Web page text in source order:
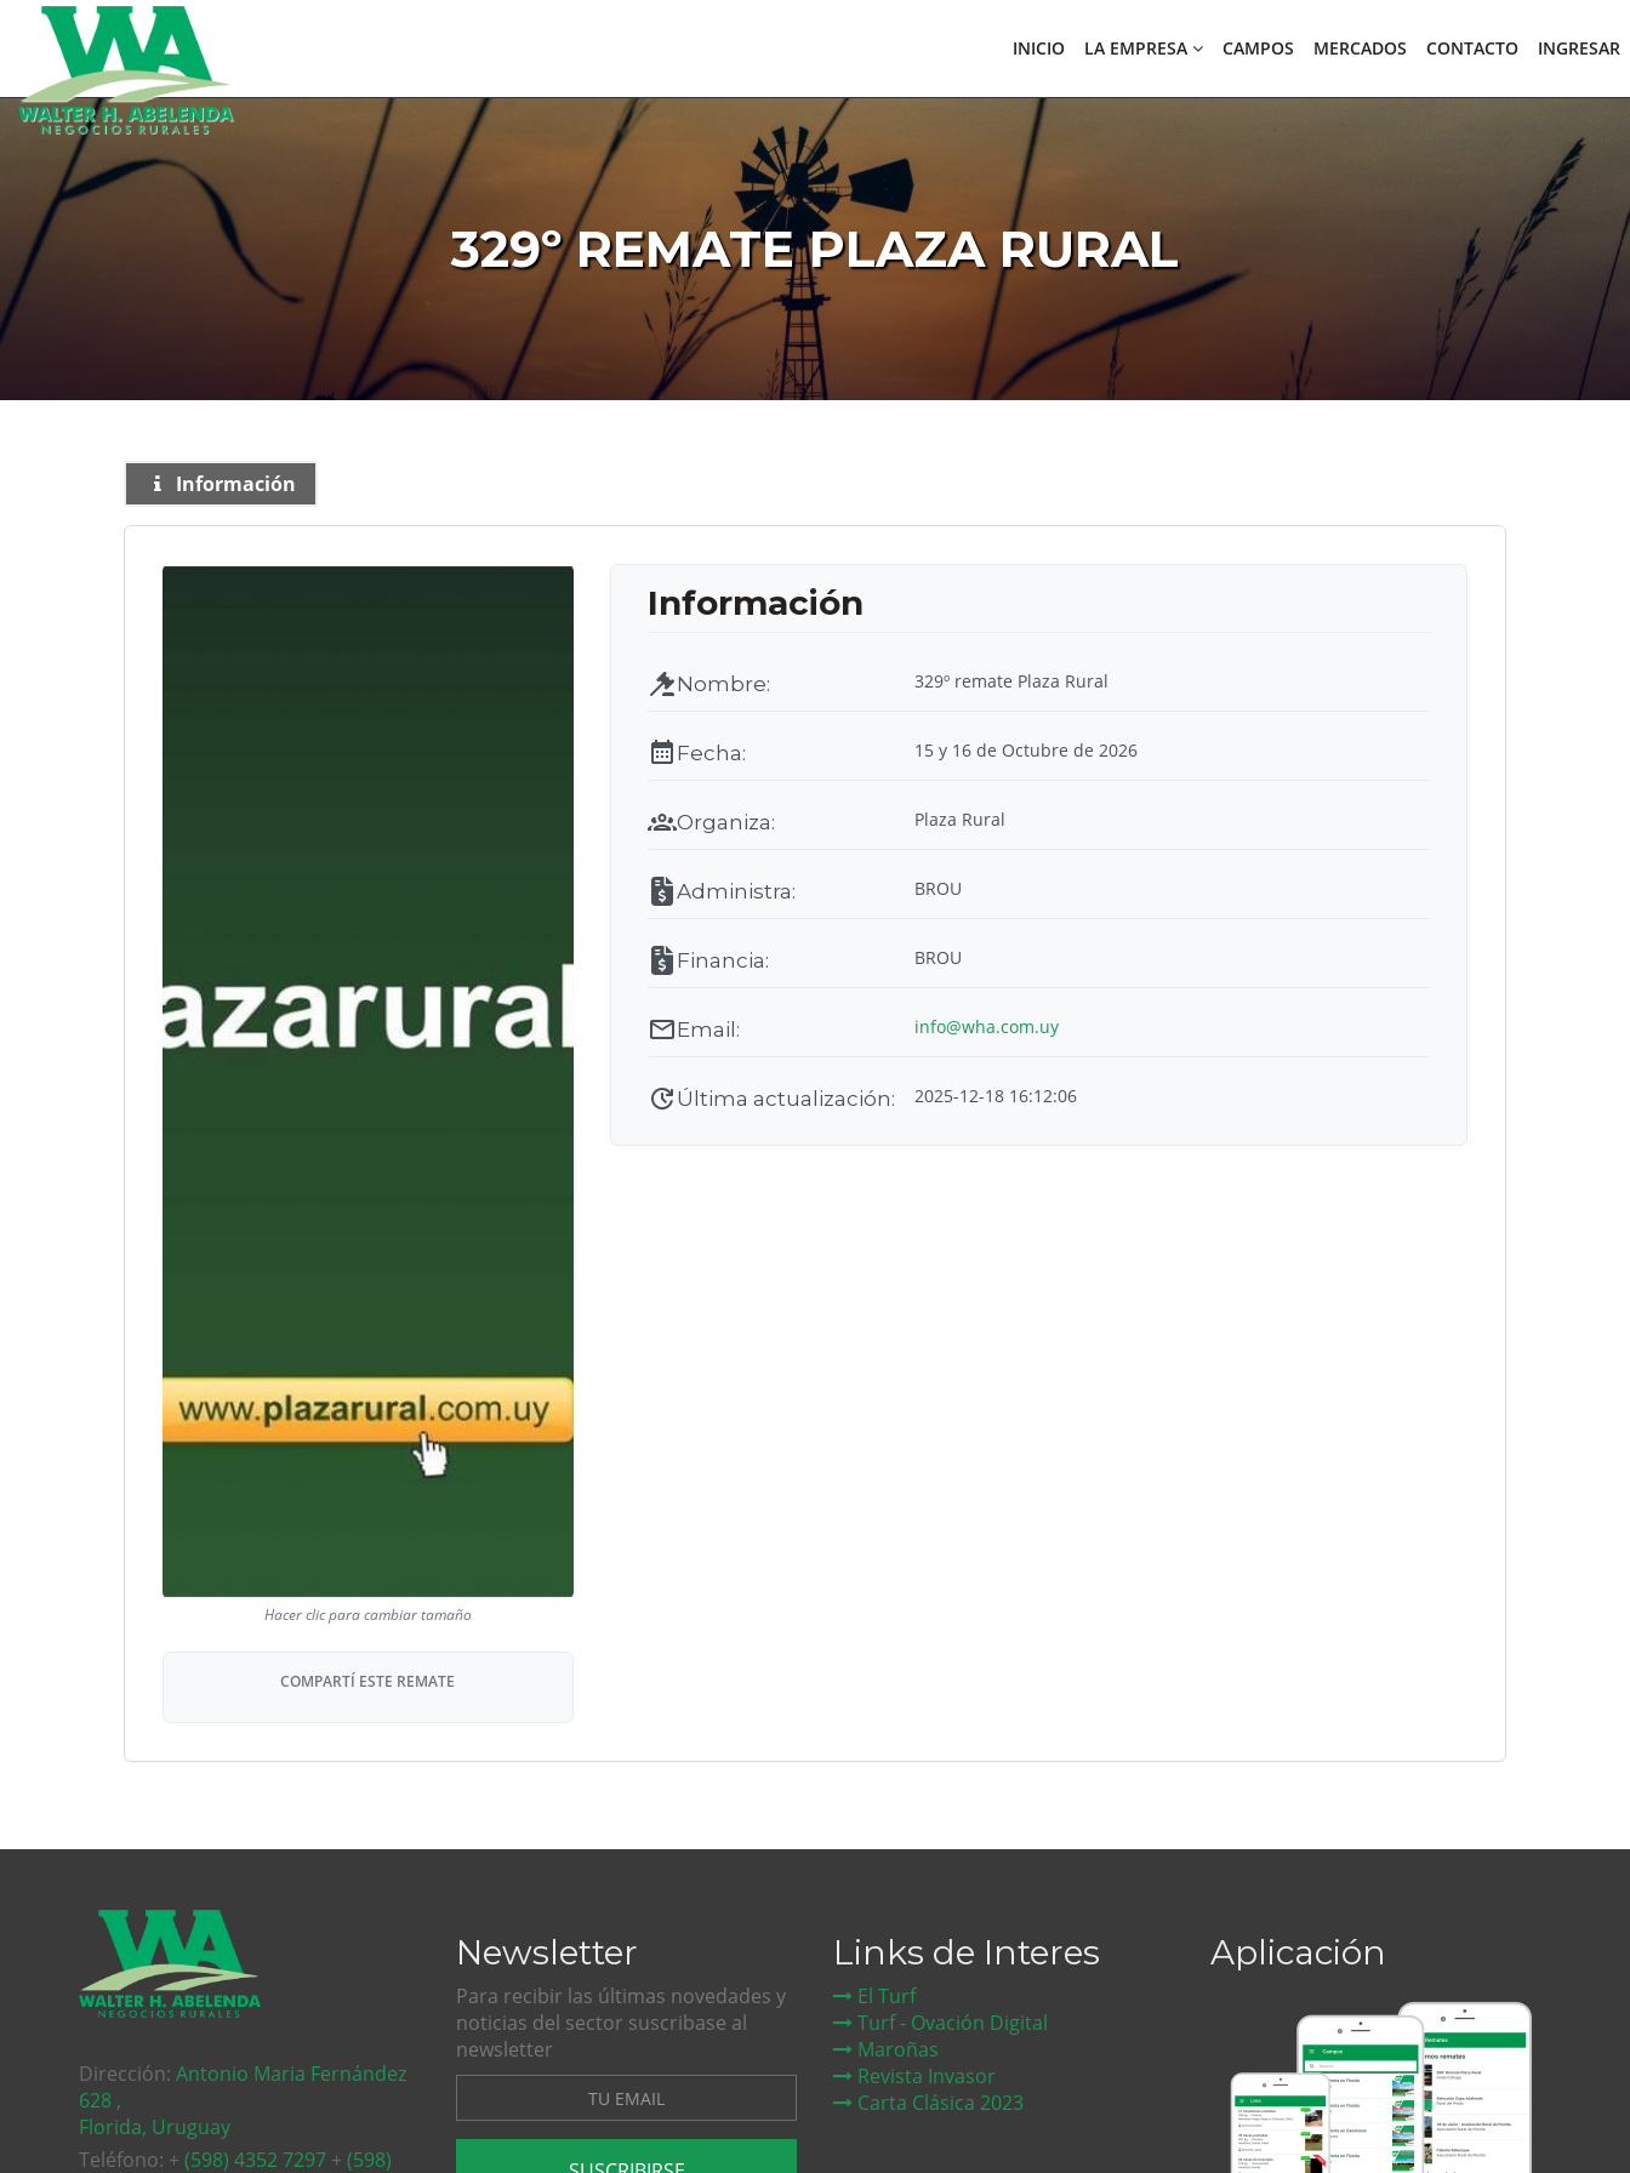
INICIO LA EMPRESA CAMPOS MERCADOS CONTACTO INGRESAR
329º REMATE PLAZA RURAL
Información
COMPARTÍ ESTE REMATE
329º remate Plaza Rural
15 y 16 de Octubre de 2026
Plaza Rural
BROU
BROU
info@wha.com.uy
2025-12-18 16:12:06
Dirección: Antonio Maria Fernández
628 ,
Florida, Uruguay
Teléfono: + (598) 4352 7297 + (598)
Newsletter
Para recibir las últimas novedades y
noticias del sector suscribase al
newsletter
Links de Interes
El Turf
Turf - Ovación Digital
Maroñas
Revista Invasor
Carta Clásica 2023
Aplicación